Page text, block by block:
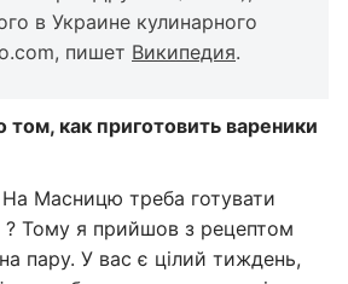
в Украине кулинарного
пишет Википедия.
как приготовить вареники
На Масницю треба готувати
Тому я прийшов з рецептом
пару. У вас є цілий тиждень,